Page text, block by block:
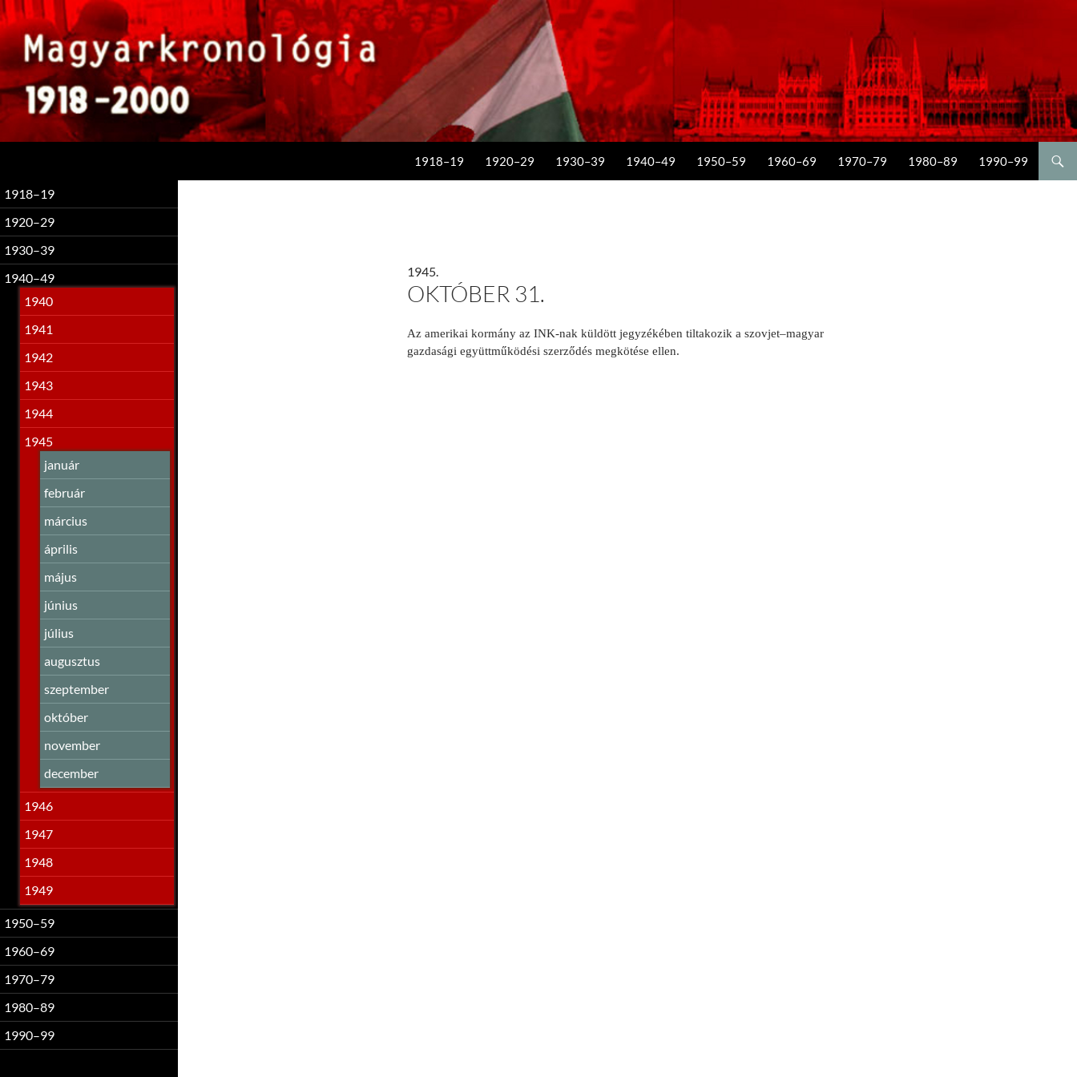
1918–19 1920–29 1930–39 1940–49 1950–59 1960–69 1970–79 1980–89 1990–99
1945.
OKTÓBER 31.
Az amerikai kormány az INK-nak küldött jegyzékében tiltakozik a szovjet–magyar
gazdasági együttműködési szerződés megkötése ellen.
1918–19
1920–29
1930–39
1940–49
1940
1941
1942
1943
1944
1945
január
február
március
április
május
június
július
augusztus
szeptember
október
november
december
1946
1947
1948
1949
1950–59
1960–69
1970–79
1980–89
1990–99